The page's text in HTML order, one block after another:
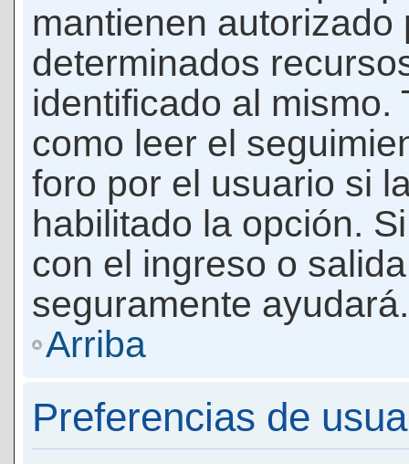
mantienen autorizado
determinados
identificado al mismo.
como leer el
foro por el usuario si
habilitado la opción.
con el ingreso o
seguramente ayudará.
Arriba
Preferencias de